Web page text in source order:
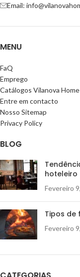
Email:
MENU
FaQ
Emprego
Catálogos Vilanova Home
Entre em contacto
Nosso Sitemap
Privacy Policy
BLOG
hoteleiro
Fevereiro
Tipos de
Fevereiro